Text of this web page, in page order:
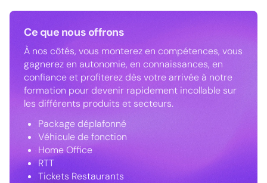
Ce que nous offrons
À nos côtés, vous monterez en compétences, vous
gagnerez en autonomie, en connaissances, en
confiance et profiterez dès votre arrivée à notre
formation pour devenir rapidement incollable sur
les différents produits et secteurs.
Package déplafonné
Véhicule de fonction
Home Office
RTT
Tickets Restaurants